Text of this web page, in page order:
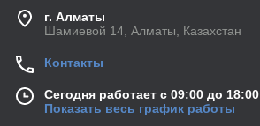
г. Алматы
Шамиевой 14, Алматы, Казахстан
Контакты
Сегодня работает с 09:00 до 18:00
Показать весь график работы